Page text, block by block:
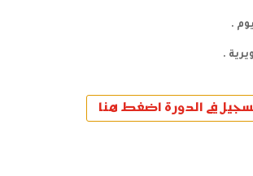
.
في الدورة اضغط هنا